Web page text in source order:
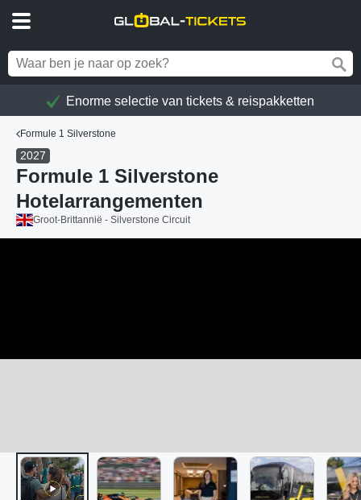
Enorme selectie van tickets & reispakketten
Formule 1 Silverstone
2027
Formule 1 Silverstone
Hotelarrangementen
Groot-Brittannië - Silverstone Circuit